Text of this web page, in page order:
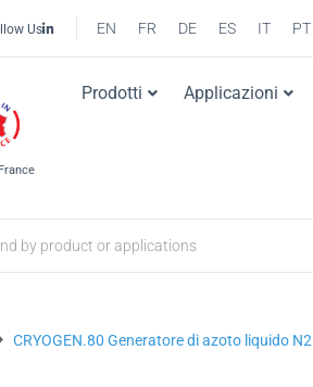
Us EN FR DE ES IT PT
Prodotti Applicazioni
CRYOGEN.80 Generatore di azoto liquido N2